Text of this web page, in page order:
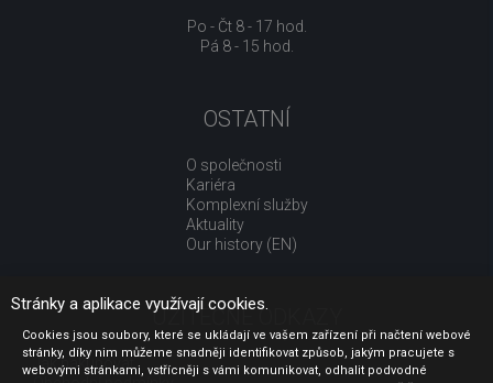
Po - Čt 8 - 17 hod.
Pá 8 - 15 hod.
OSTATNÍ
O společnosti
Kariéra
Komplexní služby
Aktuality
Our history (EN)
UŽITEČNÉ ODKAZY
Jak nakupovat
Stránky a aplikace využívají cookies.
Cookies jsou soubory, které se ukládají ve vašem zařízení při načtení webové
stránky, díky nim můžeme snadněji identifikovat způsob, jakým pracujete s
webovými stránkami, vstřícněji s vámi komunikovat, odhalit podvodné